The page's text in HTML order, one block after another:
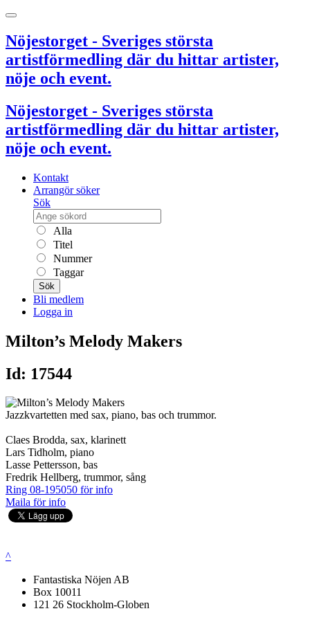
Nöjestorget - Sveriges största
artistförmedling där du hittar artister,
nöje och event.
Nöjestorget - Sveriges största
artistförmedling där du hittar artister,
nöje och event.
Kontakt
Arrangör söker
Sök
Alla
Titel
Nummer
Taggar
Sök
Bli medlem
Logga in
Milton’s Melody Makers
Id: 17544
Jazzkvartetten med sax, piano, bas och trummor.
Claes Brodda, sax, klarinett
Lars Tidholm, piano
Lasse Pettersson, bas
Fredrik Hellberg, trummor, sång
Ring 08-195050 för info
Maila för info
^
Fantastiska Nöjen AB
Box 10011
121 26 Stockholm-Globen